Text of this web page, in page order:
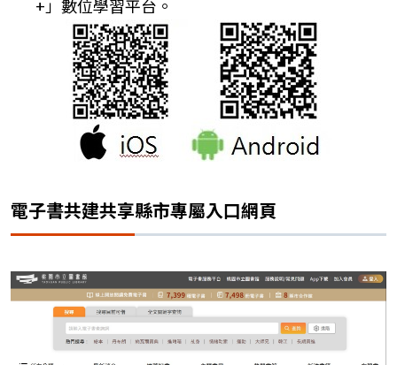
+」數位學習平台。
電子書共建共享縣市專屬入口網頁